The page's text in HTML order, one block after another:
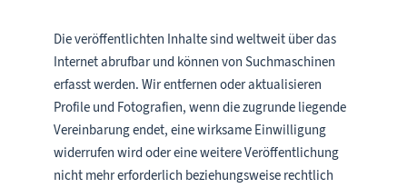
Die veröffentlichten Inhalte sind weltweit über das
Internet abrufbar und können von Suchmaschinen
erfasst werden. Wir entfernen oder aktualisieren
Profile und Fotografien, wenn die zugrunde liegende
Vereinbarung endet, eine wirksame Einwilligung
widerrufen wird oder eine weitere Veröffentlichung
nicht mehr erforderlich beziehungsweise rechtlich